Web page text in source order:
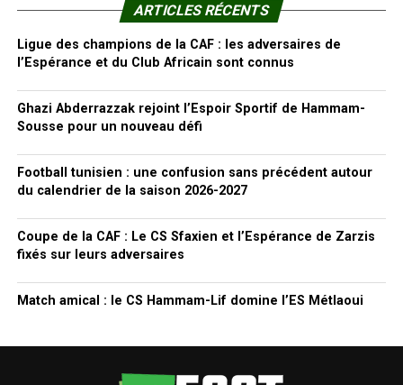
ARTICLES RÉCENTS
Ligue des champions de la CAF : les adversaires de
l’Espérance et du Club Africain sont connus
Ghazi Abderrazzak rejoint l’Espoir Sportif de Hammam-
Sousse pour un nouveau défi
Football tunisien : une confusion sans précédent autour
du calendrier de la saison 2026-2027
Coupe de la CAF : Le CS Sfaxien et l’Espérance de Zarzis
fixés sur leurs adversaires
Match amical : le CS Hammam-Lif domine l’ES Métlaoui